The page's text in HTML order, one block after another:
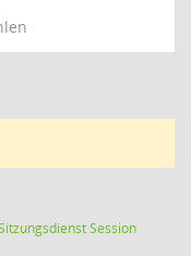
Session(Wird in